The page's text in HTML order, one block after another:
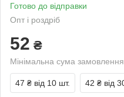
Готово до відправки
Опт і роздріб
52 ₴
Мінімальна сума
47 ₴ від 10 шт. 42 ₴ від